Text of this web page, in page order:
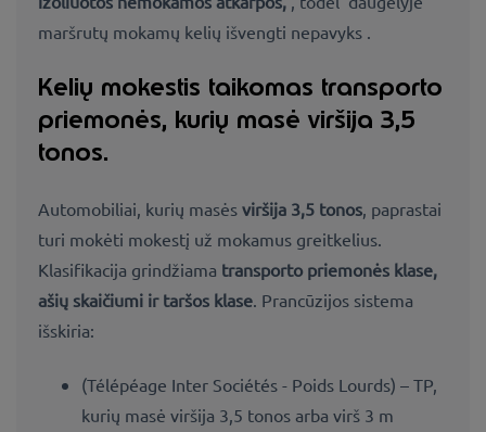
maršrutų mokamų kelių išvengti nepavyks
Kelių mokestis taikomas transporto
priemonės, kurių masė viršija 3,5
tonos.
Automobiliai, kurių masės viršija 3,5 tonos , paprastai
turi mokėti mokestį už mokamus greitkelius.
Klasifikacija grindžiama transporto priemonės klase,
ašių skaičiumi ir taršos klase . Prancūzijos sistema
išskiria:
(Télépéage Inter Sociétés - Poids Lourds) – TP,
kurių masė viršija 3,5 tonos arba virš 3 m